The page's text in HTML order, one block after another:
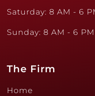
Saturday: 8 AM - 6
Sunday: 8 AM - 6 PM
The Firm
Home